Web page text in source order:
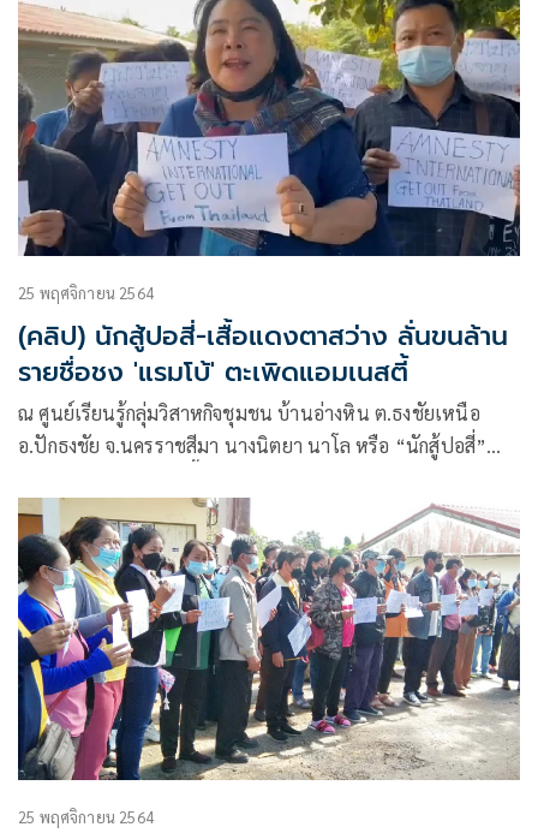
25 พฤศจิกายน 2564
(คลิป) นักสู้ปอสี่-เสื้อแดงตาสว่าง ลั่นขนล้าน
รายชื่อชง 'แรมโบ้' ตะเพิดแอมเนสตี้
ณ ศูนย์เรียนรู้กลุ่มวิสาหกิจชุมชน บ้านอ่างหิน ต.ธงชัยเหนือ
อ.ปักธงชัย จ.นครราชสีมา นางนิตยา นาโล หรือ “นักสู้ปอสี่”
25 พฤศจิกายน 2564